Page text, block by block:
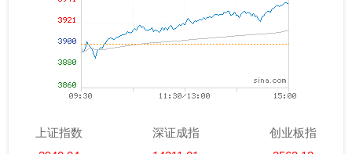
上证指数
深证成指
创业板指